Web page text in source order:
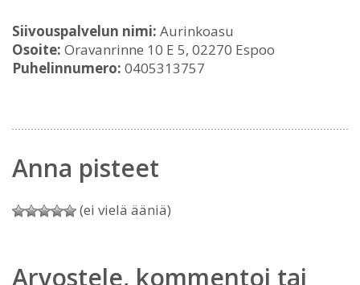
Siivouspalvelun nimi: Aurinkoasu
Osoite: Oravanrinne 10 E 5, 02270 Espoo
Puhelinnumero: 0405313757
Anna pisteet
(ei vielä ääniä)
Arvostele, kommentoi tai